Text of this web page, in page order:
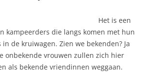
Het is een
kampeerders die langs komen met hun
de kruiwagen. Zien we bekenden? Ja
onbekende vrouwen zullen zich hier
als bekende vriendinnen weggaan.